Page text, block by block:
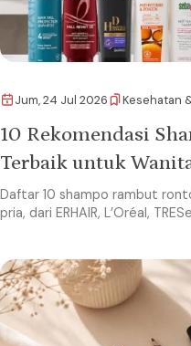
Jum, 24 Jul 2026 Kesehatan
10 Rekomendasi
Terbaik untuk
Daftar 10 shampo rambut
pria, dari ERHAIR, L’Oréal,